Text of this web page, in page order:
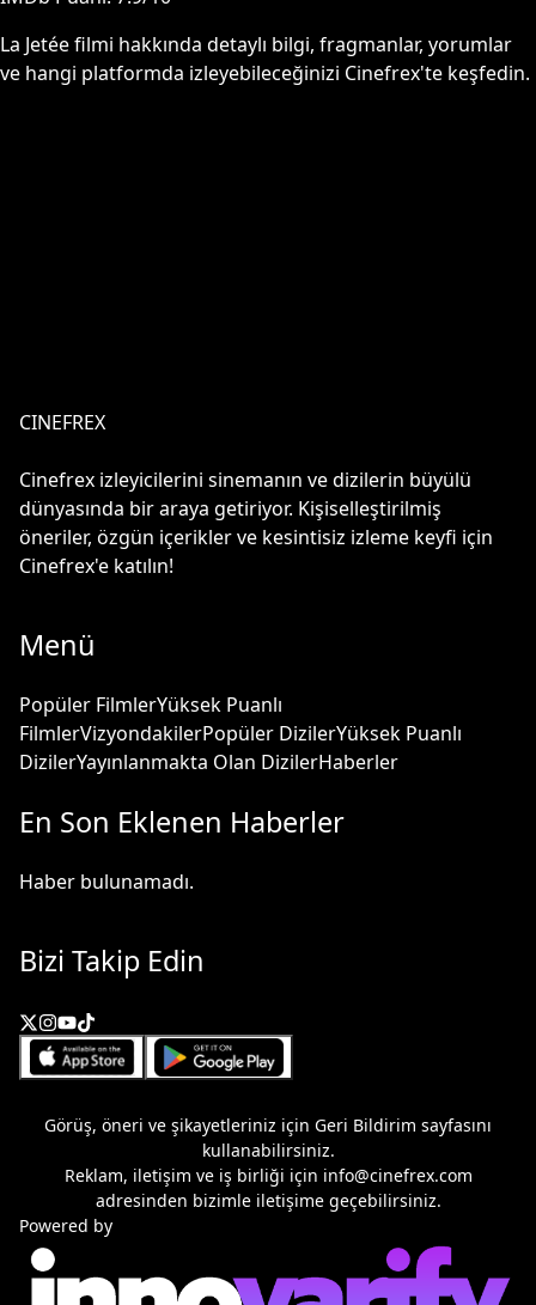
La Jetéefilmi hakkında detaylı bilgi, fragmanlar, yorumlar
ve hangi platformda izleyebileceğinizi Cinefrex'te keşfedin.
CINEFREX
Cinefrex izleyicilerini sinemanın ve dizilerin büyülü
dünyasında bir araya getiriyor. Kişiselleştirilmiş
öneriler, özgün içerikler ve kesintisiz izleme keyfi için
Cinefrex'e katılın!
Menü
Popüler FilmlerYüksek Puanlı
FilmlerVizyondakilerPopüler DizilerYüksek Puanlı
DizilerYayınlanmakta Olan DizilerHaberler
En Son Eklenen Haberler
Haber bulunamadı.
Bizi Takip Edin
Görüş, öneri ve şikayetleriniz için Geri Bildirim sayfasını
kullanabilirsiniz.
Reklam, iletişim ve iş birliği için info@cinefrex.com
adresinden bizimle iletişime geçebilirsiniz.
Powered by